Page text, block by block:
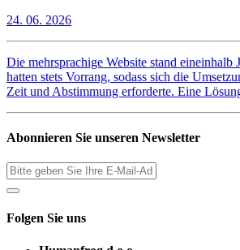
24. 06. 2026
Die mehrsprachige Website stand
hatten stets Vorrang, sodass sich die
Zeit und Abstimmung erforderte. Eine
Abonnieren Sie unseren Newsletter
Folgen Sie uns